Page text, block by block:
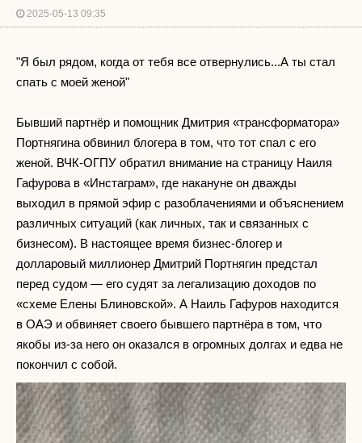
2025-05-13 09:35
"Я был рядом, когда от тебя все отвернулись...А ты стал
спать с моей женой"
Бывший партнёр и помощник Дмитрия «трансформатора»
Портнягина обвинил блогера в том, что тот спал с его
женой. ВЧК-ОГПУ обратил внимание на страницу Наиля
Гафурова в «Инстаграм», где накануне он дважды
выходил в прямой эфир с разоблачениями и объяснением
различных ситуаций (как личных, так и связанных с
бизнесом). В настоящее время бизнес-блогер и
долларовый миллионер Дмитрий Портнягин предстал
перед судом — его судят за легализацию доходов по
«схеме Елены Блиновской». А Наиль Гафуров находится
в ОАЭ и обвиняет своего бывшего партнёра в том, что
якобы из-за него он оказался в огромных долгах и едва не
покончил с собой.